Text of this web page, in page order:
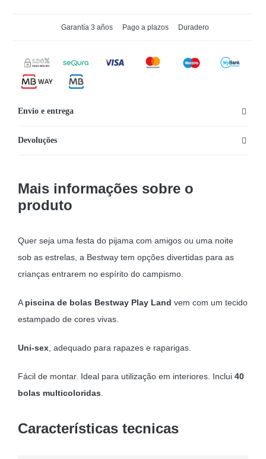
Piscina
Land
Garantía 3 años Pago a plazos Duradero
Envio e entrega
Devoluções
Mais informações sobre o
produto
Quer seja uma festa do pijama com amigos ou uma noite
sob as estrelas, a Bestway tem opções divertidas para as
crianças entrarem no espírito do campismo.
Apiscina de bolas Bestway Play Land vem com um tecido
estampado de cores vivas.
Uni-sex, adequado para rapazes e raparigas.
Fácil de montar. Ideal para utilização em interiores. Inclui 40
bolas multicoloridas.
Características tecnicas